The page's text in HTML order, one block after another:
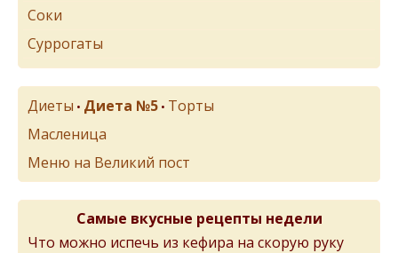
Соки
Суррогаты
Диеты • Диета №5 • Торты
Масленица
Меню на Великий пост
Самые вкусные рецепты недели
Что можно испечь из кефира на скорую руку